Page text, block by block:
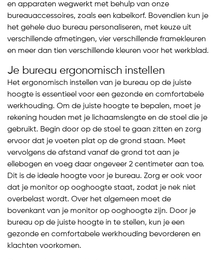
en apparaten wegwerkt met behulp van onze
bureauaccessoires, zoals een kabelkorf. Bovendien kun je
het gehele duo bureau personaliseren, met keuze uit
verschillende afmetingen, vier verschillende framekleuren
en meer dan tien verschillende kleuren voor het werkblad.
Je bureau ergonomisch instellen
Het ergonomisch instellen van je bureau op de juiste
hoogte is essentieel voor een gezonde en comfortabele
werkhouding. Om de juiste hoogte te bepalen, moet je
rekening houden met je lichaamslengte en de stoel die je
gebruikt. Begin door op de stoel te gaan zitten en zorg
ervoor dat je voeten plat op de grond staan. Meet
vervolgens de afstand vanaf de grond tot aan je
ellebogen en voeg daar ongeveer 2 centimeter aan toe.
Dit is de ideale hoogte voor je bureau. Zorg er ook voor
dat je monitor op ooghoogte staat, zodat je nek niet
overbelast wordt. Over het algemeen moet de
bovenkant van je monitor op ooghoogte zijn. Door je
bureau op de juiste hoogte in te stellen, kun je een
gezonde en comfortabele werkhouding bevorderen en
klachten voorkomen.